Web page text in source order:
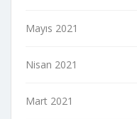
Mayıs 2021
Nisan 2021
Mart 2021